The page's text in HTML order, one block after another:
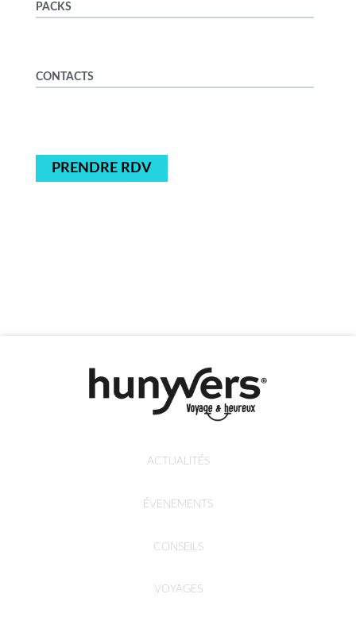
PACKS
CONTACTS
PRENDRE RDV
ACTUALITÉS
ÉVENEMENTS
CONSEILS
VOYAGES